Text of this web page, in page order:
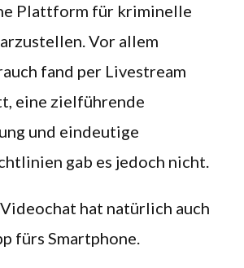
Plattform für kriminelle
Vor allem
fand per Livestream
eine zielführende
und eindeutige
gab es jedoch nicht.
hat natürlich auch
fürs Smartphone.